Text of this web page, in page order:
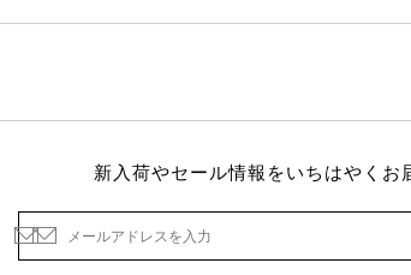
新入荷やセール情報をいちはやくお